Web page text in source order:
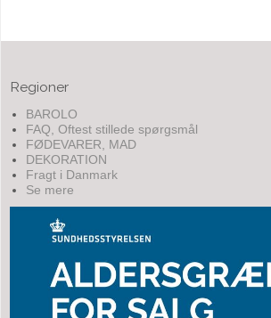
Regioner
BAROLO
FAQ, Oftest stillede spørgsmål
FØDEVARER, MAD
DEKORATION
Fragt i Danmark
Se mere